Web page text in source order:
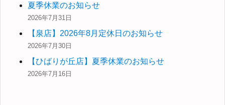
夏季休業のお知らせ
2026年7月31日
【泉店】2026年8月定休日のお知らせ
2026年7月30日
【ひばりが丘店】夏季休業のお知らせ
2026年7月16日